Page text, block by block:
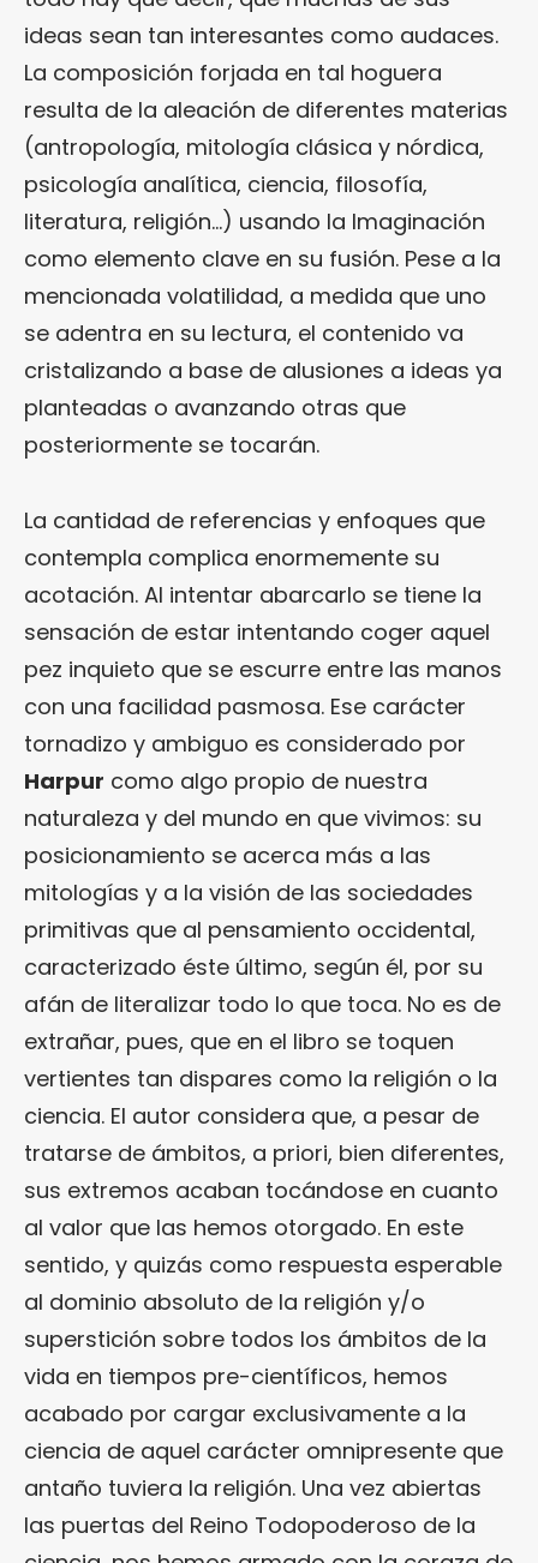
ideas sean tan interesantes como audaces.
La composición forjada en tal hoguera
resulta de la aleación de diferentes materias
(antropología, mitología clásica y nórdica,
psicología analítica, ciencia, filosofía,
literatura, religión…) usando la Imaginación
como elemento clave en su fusión. Pese a la
mencionada volatilidad, a medida que uno
se adentra en su lectura, el contenido va
cristalizando a base de alusiones a ideas ya
planteadas o avanzando otras que
posteriormente se tocarán.
La cantidad de referencias y enfoques que
contempla complica enormemente su
acotación. Al intentar abarcarlo se tiene la
sensación de estar intentando coger aquel
pez inquieto que se escurre entre las manos
con una facilidad pasmosa. Ese carácter
tornadizo y ambiguo es considerado por
Harpur como algo propio de nuestra
naturaleza y del mundo en que vivimos: su
posicionamiento se acerca más a las
mitologías y a la visión de las sociedades
primitivas que al pensamiento occidental,
caracterizado éste último, según él, por su
afán de literalizar todo lo que toca. No es de
extrañar, pues, que en el libro se toquen
vertientes tan dispares como la religión o la
ciencia. El autor considera que, a pesar de
tratarse de ámbitos, a priori, bien diferentes,
sus extremos acaban tocándose en cuanto
al valor que las hemos otorgado. En este
sentido, y quizás como respuesta esperable
al dominio absoluto de la religión y/o
superstición sobre todos los ámbitos de la
vida en tiempos pre-científicos, hemos
acabado por cargar exclusivamente a la
ciencia de aquel carácter omnipresente que
antaño tuviera la religión. Una vez abiertas
las puertas del Reino Todopoderoso de la